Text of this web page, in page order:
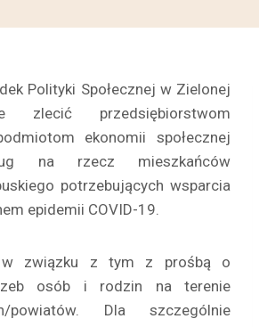
Polityki Społecznej w Zielonej
zlecić przedsiębiorstwom
ekonomii społecznej
na rzecz mieszkańców
potrzebujących wsparcia
epidemii COVID-19.
w związku z tym z prośbą o
osób i rodzin na terenie
powiatów. Dla szczególnie